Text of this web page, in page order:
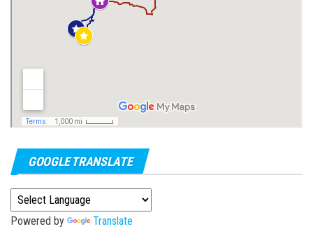
GOOGLE TRANSLATE
Powered by Translate